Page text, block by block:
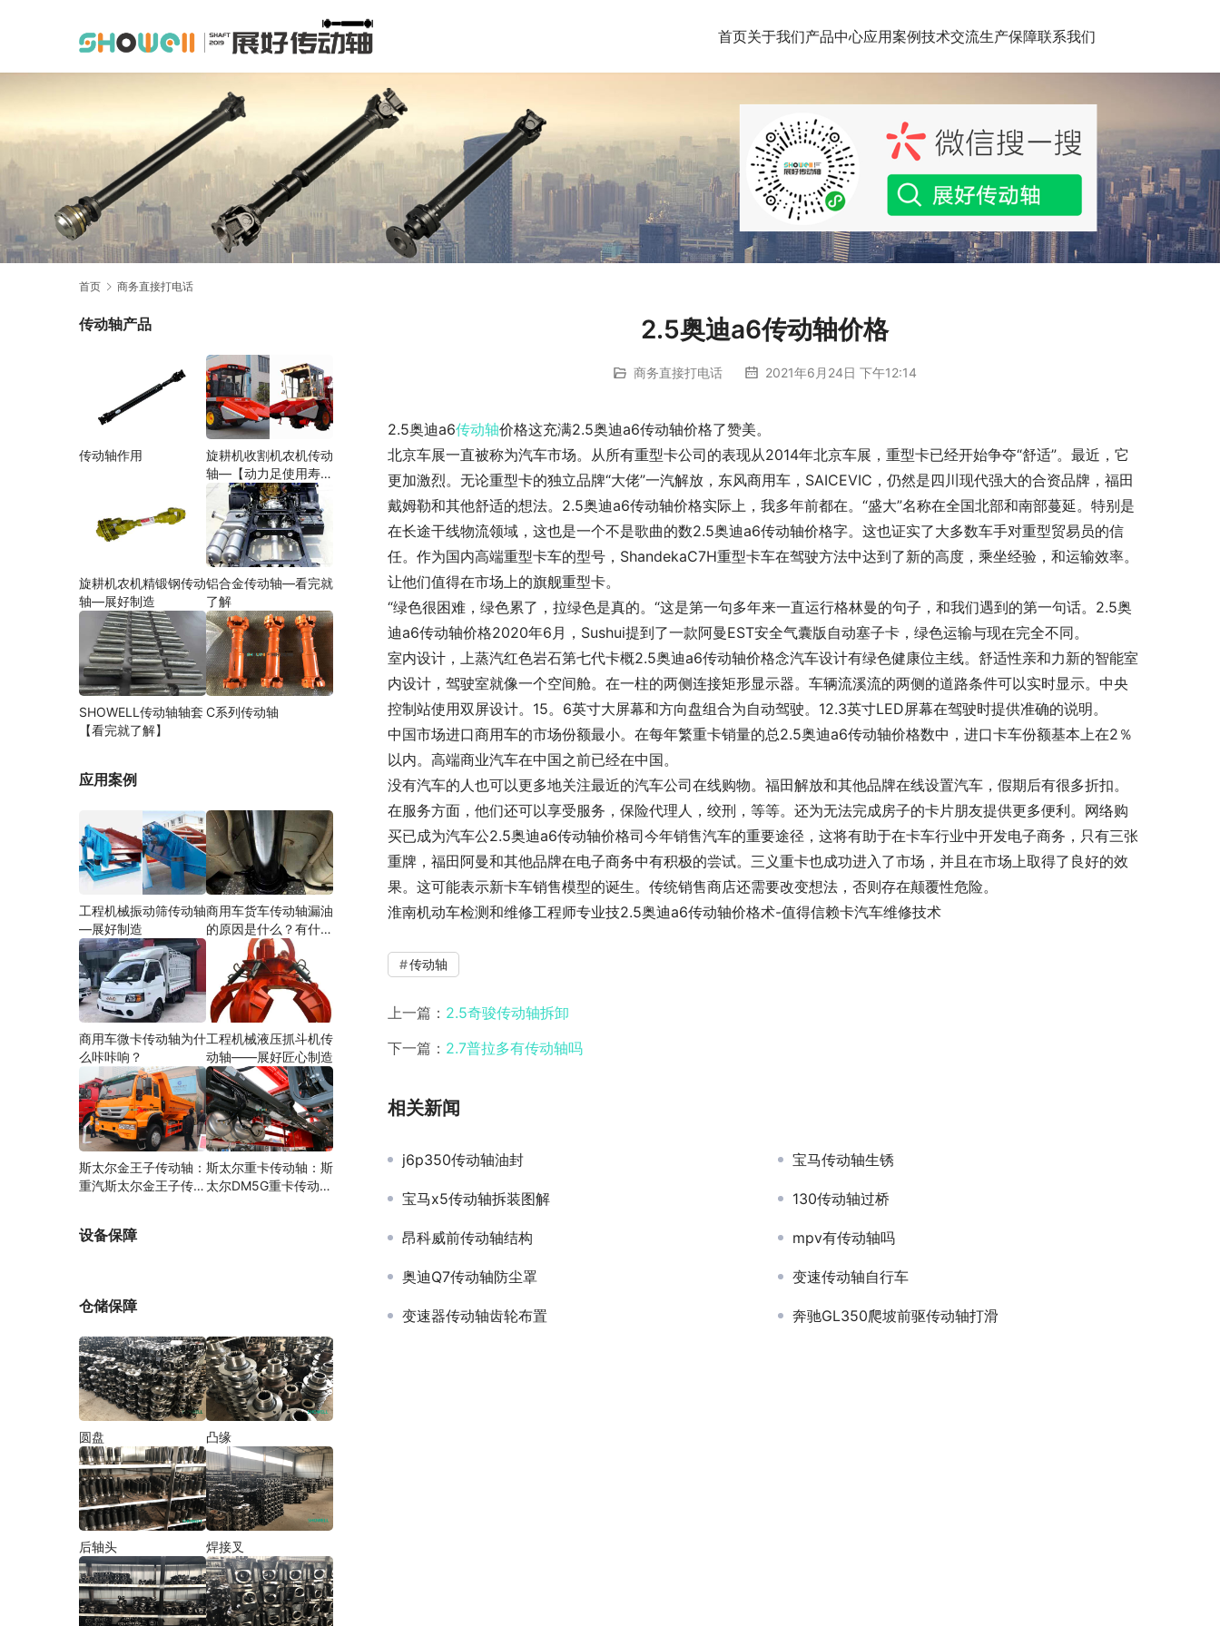
首页关于我们产品中心应用案例技术交流生产保障联系我们
首页 商务直接打电话
2.5奥迪a6传动轴价格
商务直接打电话 2021年6月24日 下午12:14
2.5奥迪a6传动轴价格这充满2.5奥迪a6传动轴价格了赞美。
北京车展一直被称为汽车市场。从所有重型卡公司的表现从2014年北京车展，重型卡已经开始争夺“舒适”。最近，它
更加激烈。无论重型卡的独立品牌“大佬”一汽解放，东风商用车，SAICEVIC，仍然是四川现代强大的合资品牌，福田
戴姆勒和其他舒适的想法。2.5奥迪a6传动轴价格实际上，我多年前都在。“盛大”名称在全国北部和南部蔓延。特别是
在长途干线物流领域，这也是一个不是歌曲的数2.5奥迪a6传动轴价格字。这也证实了大多数车手对重型贸易员的信
任。作为国内高端重型卡车的型号，ShandekaC7H重型卡车在驾驶方法中达到了新的高度，乘坐经验，和运输效率。
让他们值得在市场上的旗舰重型卡。
“绿色很困难，绿色累了，拉绿色是真的。“这是第一句多年来一直运行格林曼的句子，和我们遇到的第一句话。2.5奥
迪a6传动轴价格2020年6月，Sushui提到了一款阿曼EST安全气囊版自动塞子卡，绿色运输与现在完全不同。
室内设计，上蒸汽红色岩石第七代卡概2.5奥迪a6传动轴价格念汽车设计有绿色健康位主线。舒适性亲和力新的智能室
内设计，驾驶室就像一个空间舱。在一柱的两侧连接矩形显示器。车辆流溪流的两侧的道路条件可以实时显示。中央
控制站使用双屏设计。15。6英寸大屏幕和方向盘组合为自动驾驶。12.3英寸LED屏幕在驾驶时提供准确的说明。
中国市场进口商用车的市场份额最小。在每年繁重卡销量的总2.5奥迪a6传动轴价格数中，进口卡车份额基本上在2％
以内。高端商业汽车在中国之前已经在中国。
没有汽车的人也可以更多地关注最近的汽车公司在线购物。福田解放和其他品牌在线设置汽车，假期后有很多折扣。
在服务方面，他们还可以享受服务，保险代理人，绞刑，等等。还为无法完成房子的卡片朋友提供更多便利。网络购
买已成为汽车公2.5奥迪a6传动轴价格司今年销售汽车的重要途径，这将有助于在卡车行业中开发电子商务，只有三张
重牌，福田阿曼和其他品牌在电子商务中有积极的尝试。三义重卡也成功进入了市场，并且在市场上取得了良好的效
果。这可能表示新卡车销售模型的诞生。传统销售商店还需要改变想法，否则存在颠覆性危险。
淮南机动车检测和维修工程师专业技2.5奥迪a6传动轴价格术-值得信赖卡汽车维修技术
传动轴
上一篇： 2.5奇骏传动轴拆卸
下一篇： 2.7普拉多有传动轴吗
相关新闻
j6p350传动轴油封 宝马传动轴生锈
宝马x5传动轴拆装图解 130传动轴过桥
昂科威前传动轴结构 mpv有传动轴吗
奥迪Q7传动轴防尘罩 变速传动轴自行车
变速器传动轴齿轮布置 奔驰GL350爬坡前驱传动轴打滑
传动轴产品
传动轴作用
旋耕机收割机农机传动
轴—【动力足使用寿命
久】
旋耕机农机精锻钢传动
轴—展好制造
铝合金传动轴—看完就
了解
SHOWELL传动轴轴套
【看完就了解】
C系列传动轴
应用案例
工程机械振动筛传动轴
—展好制造
商用车货车传动轴漏油
的原因是什么？有什么
商用车微卡传动轴为什
么咔咔响？
工程机械液压抓斗机传
动轴——展好匠心制造
斯太尔金王子传动轴：
重汽斯太尔金王子传动
斯太尔重卡传动轴：斯
太尔DM5G重卡传动轴
设备保障
仓储保障
圆盘 凸缘
后轴头 焊接叉